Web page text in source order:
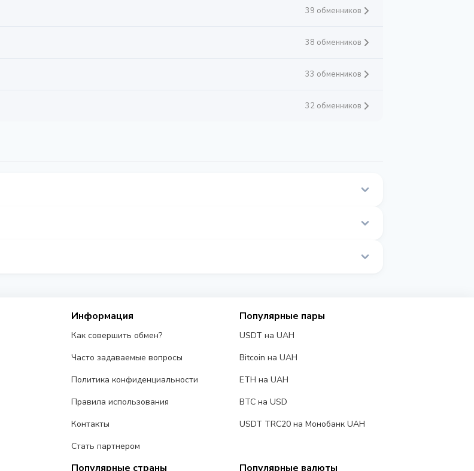
39 обменников
38 обменников
33 обменников
32 обменников
Информация
Как совершить обмен?
Часто задаваемые вопросы
Политика конфиденциальности
Правила использования
Контакты
Стать партнером
Популярные пары
USDT на UAH
Bitcoin на UAH
ETH на UAH
BTC на USD
USDT TRC20 на Монобанк UAH
Популярные страны Популярные валюты